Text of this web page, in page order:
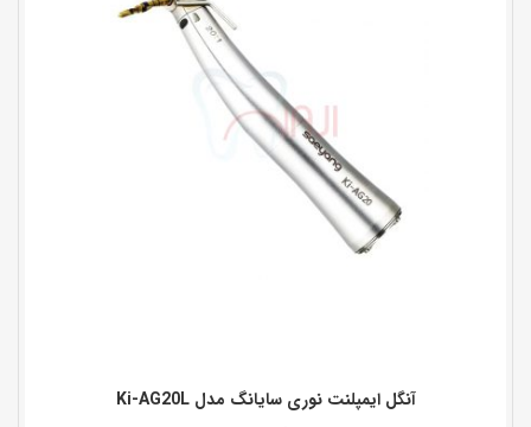
آنگل ایمپلنت نوری سایانگ مدل Ki-AG20L